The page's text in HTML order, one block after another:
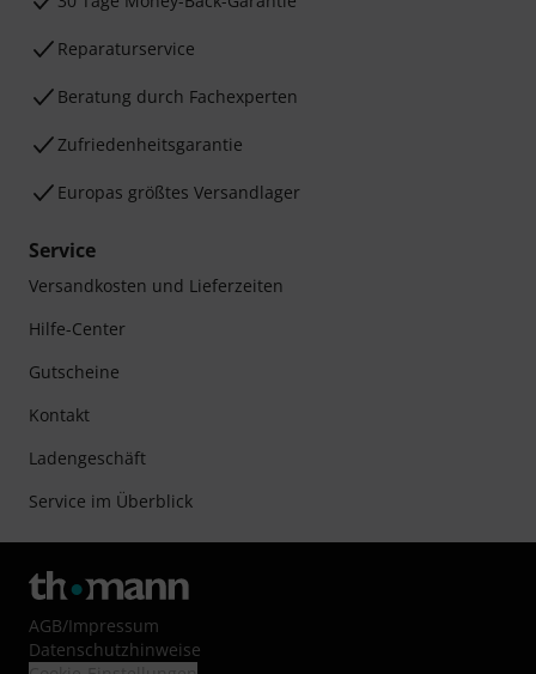
Reparaturservice
Beratung durch Fachexperten
Zufriedenheitsgarantie
Europas größtes Versandlager
Service
Versandkosten und Lieferzeiten
Hilfe-Center
Gutscheine
Kontakt
Ladengeschäft
Service im Überblick
AGB/Impressum
Datenschutzhinweise